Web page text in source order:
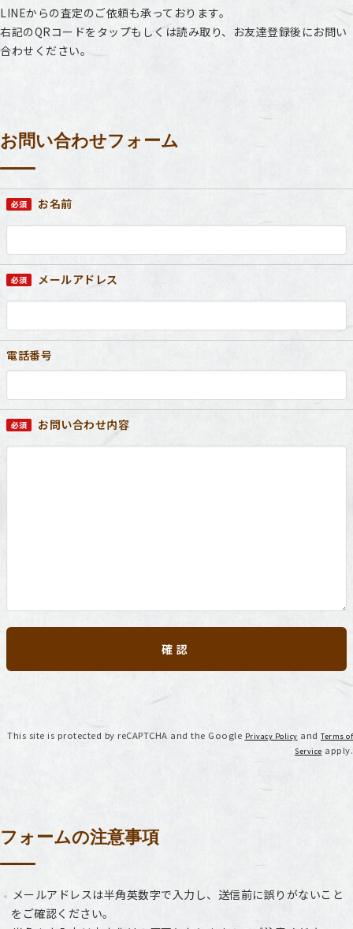
LINEからの査定のご依頼も承っております。
右記のQRコードをタップもしくは読み取り、お友達登録後にお問い
合わせください。
お問い合わせフォーム
お名前
メールアドレス
電話番号
お問い合わせ内容
This site is protected by reCAPTCHA and the Google Privacy Policy and Terms of
Service apply.
フォームの注意事項
メールアドレスは半角英数字で入力し、送信前に誤りがないこと
をご確認ください。